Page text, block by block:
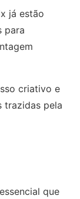
já estão
para
criativo e
trazidas pela
que